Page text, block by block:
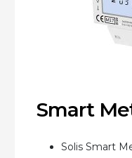
Smart
Solis Smart